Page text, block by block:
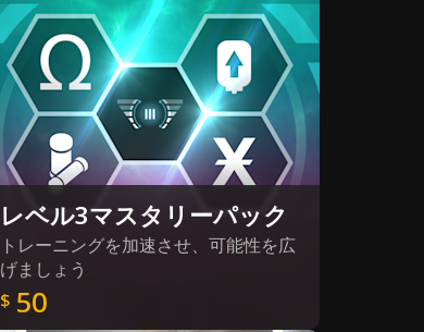
レベル3マスタリーパック
トレーニングを加速させ、可能性を広
げましょう
$ 50